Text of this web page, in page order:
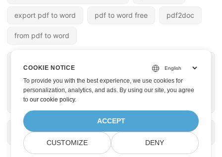
export pdf to word pdf to word free pdf2doc
from pdf to word
PDF 轉換器。 DOCX
轉 PDF，DOC 轉 PDF
Python 中的 Excel 到
PDF 轉換器。 XLS 轉
COOKIE NOTICE
To provide you with the best experience, we use cookies for
personalization, analytics, and ads. By using our site, you agree
toour cookie policy.
ACCEPT
CUSTOMIZE DENY